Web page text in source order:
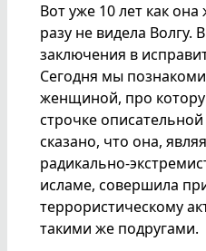
Вот уже 10 лет как
разу не видела Волгу.
заключения в
Сегодня мы
женщиной, про
строчке
сказано, что она,
радикально-
исламе, совершила
террористическому
такими же подругами.